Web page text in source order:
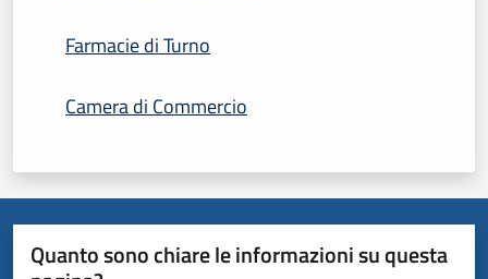
Farmacie di Turno
Camera di Commercio
Quanto sono chiare le informazioni su questa